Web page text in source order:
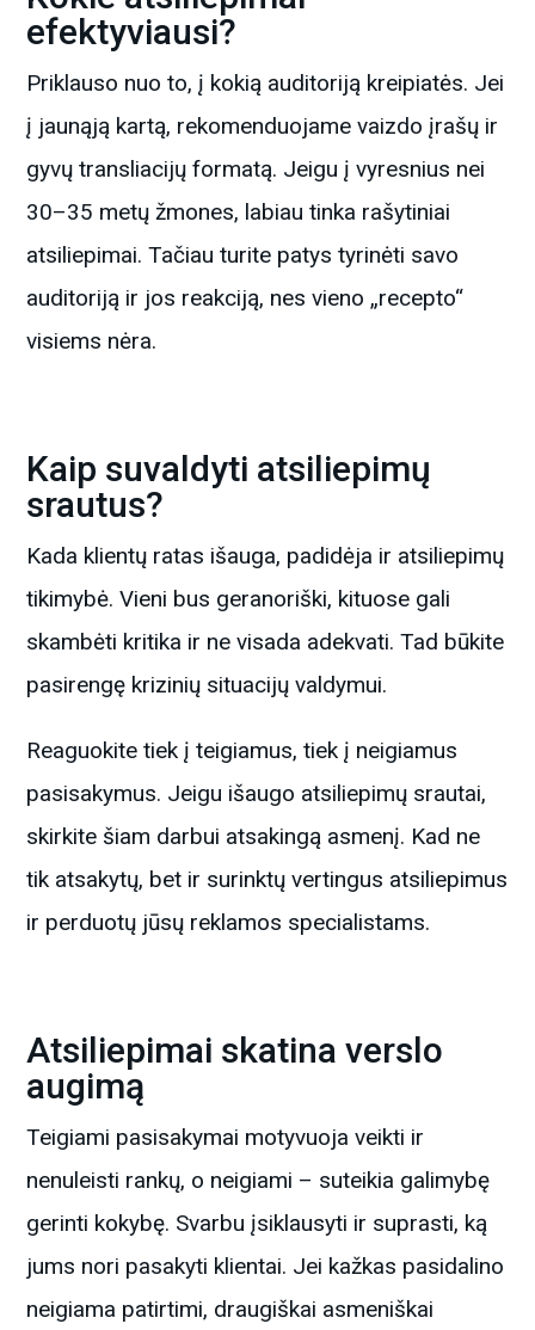
efektyviausi?
Priklauso nuo to, į kokią auditoriją kreipiatės. Jei
į jaunąją kartą, rekomenduojame vaizdo įrašų ir
gyvų transliacijų formatą. Jeigu į vyresnius nei
30–35 metų žmones, labiau tinka rašytiniai
atsiliepimai. Tačiau turite patys tyrinėti savo
auditoriją ir jos reakciją, nes vieno „recepto“
visiems nėra.
Kaip suvaldyti atsiliepimų
srautus?
Kada klientų ratas išauga, padidėja ir atsiliepimų
tikimybė. Vieni bus geranoriški, kituose gali
skambėti kritika ir ne visada adekvati. Tad būkite
pasirengę krizinių situacijų valdymui.
Reaguokite tiek į teigiamus, tiek į neigiamus
pasisakymus. Jeigu išaugo atsiliepimų srautai,
skirkite šiam darbui atsakingą asmenį. Kad ne
tik atsakytų, bet ir surinktų vertingus atsiliepimus
ir perduotų jūsų reklamos specialistams.
Atsiliepimai skatina verslo
augimą
Teigiami pasisakymai motyvuoja veikti ir
nenuleisti rankų, o neigiami – suteikia galimybę
gerinti kokybę. Svarbu įsiklausyti ir suprasti, ką
jums nori pasakyti klientai. Jei kažkas pasidalino
neigiama patirtimi, draugiškai asmeniškai